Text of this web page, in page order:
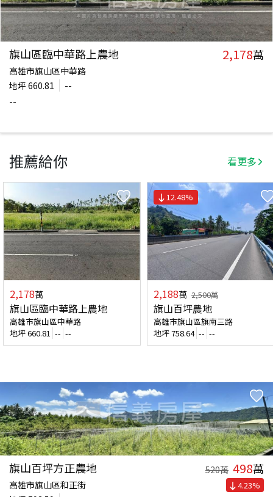
旗山區臨中華路上農地 2,178萬
高雄市旗山區中華路
地坪 660.81
--
--
推薦給你 看更多
2,178萬
旗山區臨中華路上農地
高雄市旗山區中華路
地坪660.81 -- --
12.48%
2,188萬 2,500萬
旗山百坪農地
高雄市旗山區旗南三路
地坪758.64 -- --
旗山百坪方正農地 520萬 498萬
高雄市旗山區和正街
4.23%